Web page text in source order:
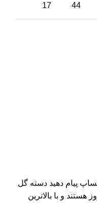
44
17
پیام دهید دسته گل
و با بالاترین